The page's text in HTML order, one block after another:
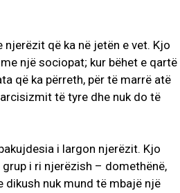
që ka në jetën e vet. Kjo
një sociopat; kur bëhet e qartë
që ka përreth, për të marrë atë
të tyre dhe nuk do të
i largon njerëzit. Kjo
i ri njerëzish – domethënë,
dikush nuk mund të mbajë një